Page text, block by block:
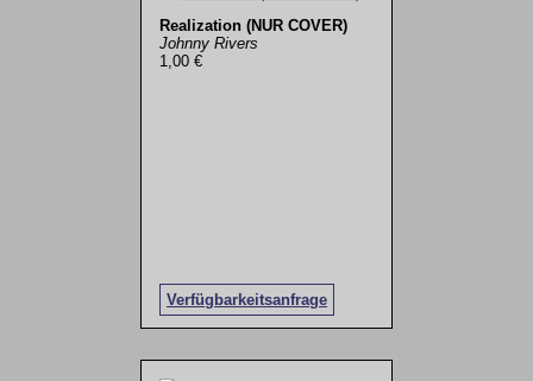
Realization (NUR COVER)
Johnny Rivers
1,00 €
Verfügbarkeitsanfrage